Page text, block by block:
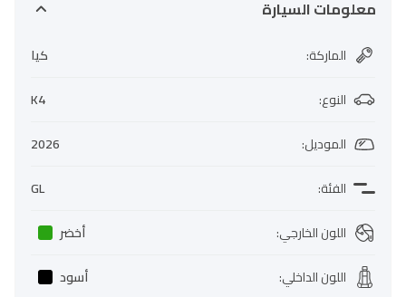
معلومات السيارة
الماركة:
كيا
النوع:
K4
الموديل:
2026
الفئة:
GL
اللون الخارجي:
أخضر
اللون الداخلي:
أسود